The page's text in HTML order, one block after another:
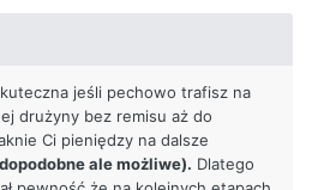
jeśli pechowo trafisz na
drużyny bez remisu aż do
Ci pieniędzy na dalsze
ale możliwe). Dlatego